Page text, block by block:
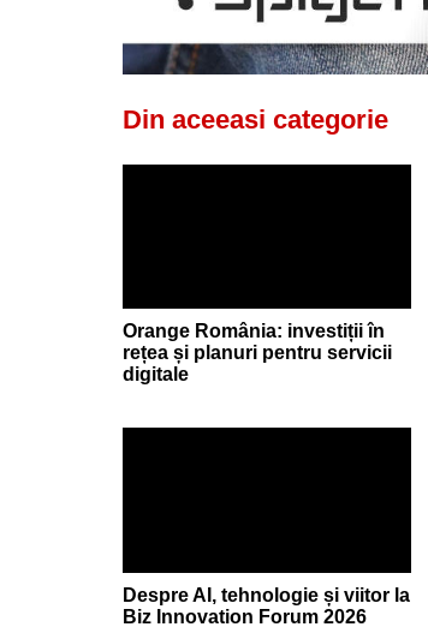
Din aceeasi categorie
Orange România: investiții în
rețea și planuri pentru servicii
digitale
Despre AI, tehnologie și viitor la
Biz Innovation Forum 2026